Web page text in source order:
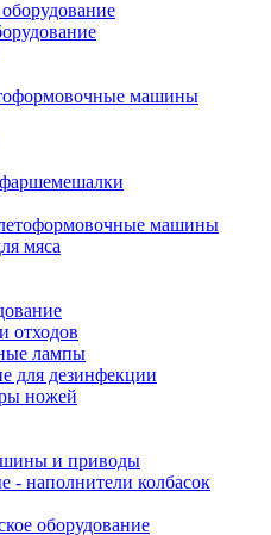
машины
машины
мяса
отходов
лампы
для дезинфекции
ножей
и приводы
наполнители колбасок